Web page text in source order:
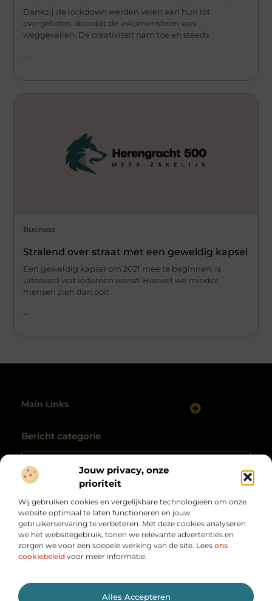
Jouw privacy, onze
prioriteit
Wij gebruiken cookies en vergelijkbare technologieën om onze
website optimaal te laten functioneren en jouw
gebruikerservaring te verbeteren. Met deze cookies analyseren
we het websitegebruik, tonen we relevante advertenties en
zorgen we voor een soepele werking van de site. Lees ons
cookiebeleid voor meer informatie.
Alles Accepteren
Dankzij de lockdown werden velen aan hun lot
overgelaten, doordat de inkomensbron was
weggevallen. De creativiteit nam toe en steeds
Business
Stralend over straat met een geweldig kapsel
Een geweldig kapsel om 2021 mee te beginnen, is
uiteraard wat iedereen wenst! Hoewel we minder
mensen zien dan ooit
Main Links
Bericht categorie
Alles wat je nodig hebt, op één plek
verzameld.
@2025 All Right Reserved. Design bywww.herengracht500.nl.